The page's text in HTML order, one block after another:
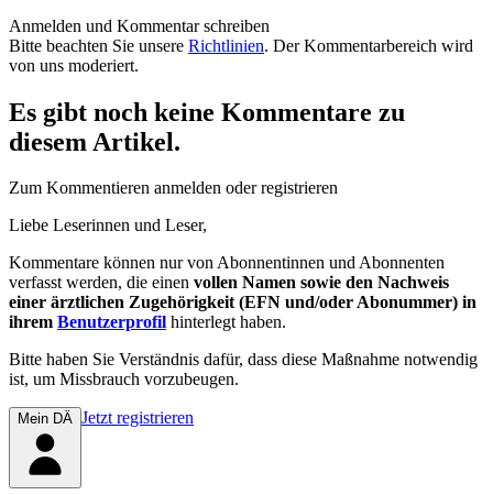
Anmelden und Kommentar schreiben
Bitte beachten Sie unsere Richtlinien. Der Kommentarbereich wird
von uns moderiert.
Es gibt noch keine Kommentare zu
diesem Artikel.
Zum Kommentieren anmelden oder registrieren
Liebe Leserinnen und Leser,
Kommentare können nur von Abonnentinnen und Abonnenten
verfasst werden, die einen vollen Namen sowie den Nachweis
einer ärztlichen Zugehörigkeit (EFN und/oder Abonummer) in
ihrem Benutzerprofil hinterlegt haben.
Bitte haben Sie Verständnis dafür, dass diese Maßnahme notwendig
ist, um Missbrauch vorzubeugen.
Mein DÄ Jetzt registrieren